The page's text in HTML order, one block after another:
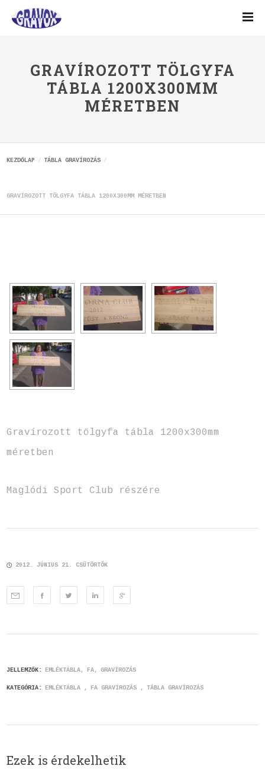
GRAVÍROZOTT TÖLGYFA
TÁBLA 1200X300MM
MÉRETBEN
KEZDŐLAP TÁBLA GRAVÍROZÁS
GRAVÍROZOTT TÖLGYFA TÁBLA 1200X300MM MÉRETBEN
Gravírozott tölgyfa tábla 1200x300mm
méretben
Maglódi Sport Club részére
2012. JÚNIUS 21. CSÜTÖRTÖK
JELLEMZŐK: EMLÉKTÁBLA FA GRAVÍROZÁS
KATEGÓRIA: EMLÉKTÁBLA FA GRAVÍROZÁS TÁBLA GRAVÍROZÁS
Ezek is érdekelhetik